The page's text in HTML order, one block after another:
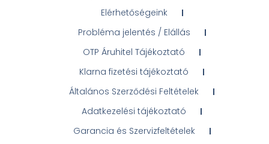
Elérhetőségeink
Probléma jelentés / Elállás
OTP Áruhitel Tájékoztató
Klarna fizetési tájékoztató
Általános Szerződési Feltételek
Adatkezelési tájékoztató
Garancia és Szervizfeltételek